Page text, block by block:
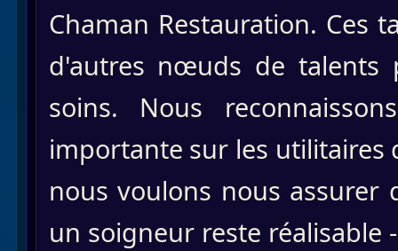
Chaman Restauration. Ces
d'autres nœuds de talents
soins. Nous
importante sur les utilitaires
nous voulons nous assurer
un soigneur reste réalisable